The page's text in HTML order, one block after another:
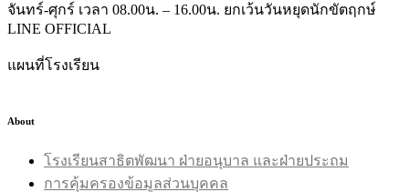
จันทร์-ศุกร์ เวลา 08.00น. – 16.00น. ยกเว้นวันหยุดนักขัตฤกษ์
LINE OFFICIAL
แผนที่โรงเรียน
About
โรงเรียนสาธิตพัฒนา ฝ่ายอนุบาล และฝ่ายประถม
การคุ้มครองข้อมูลส่วนบุคคล